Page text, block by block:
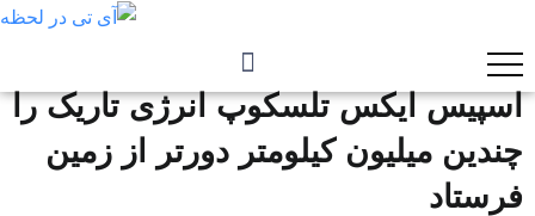
اسپیس ایکس تلسکوپ انرژی تاریک را
چندین میلیون کیلومتر دورتر از زمین
فرستاد